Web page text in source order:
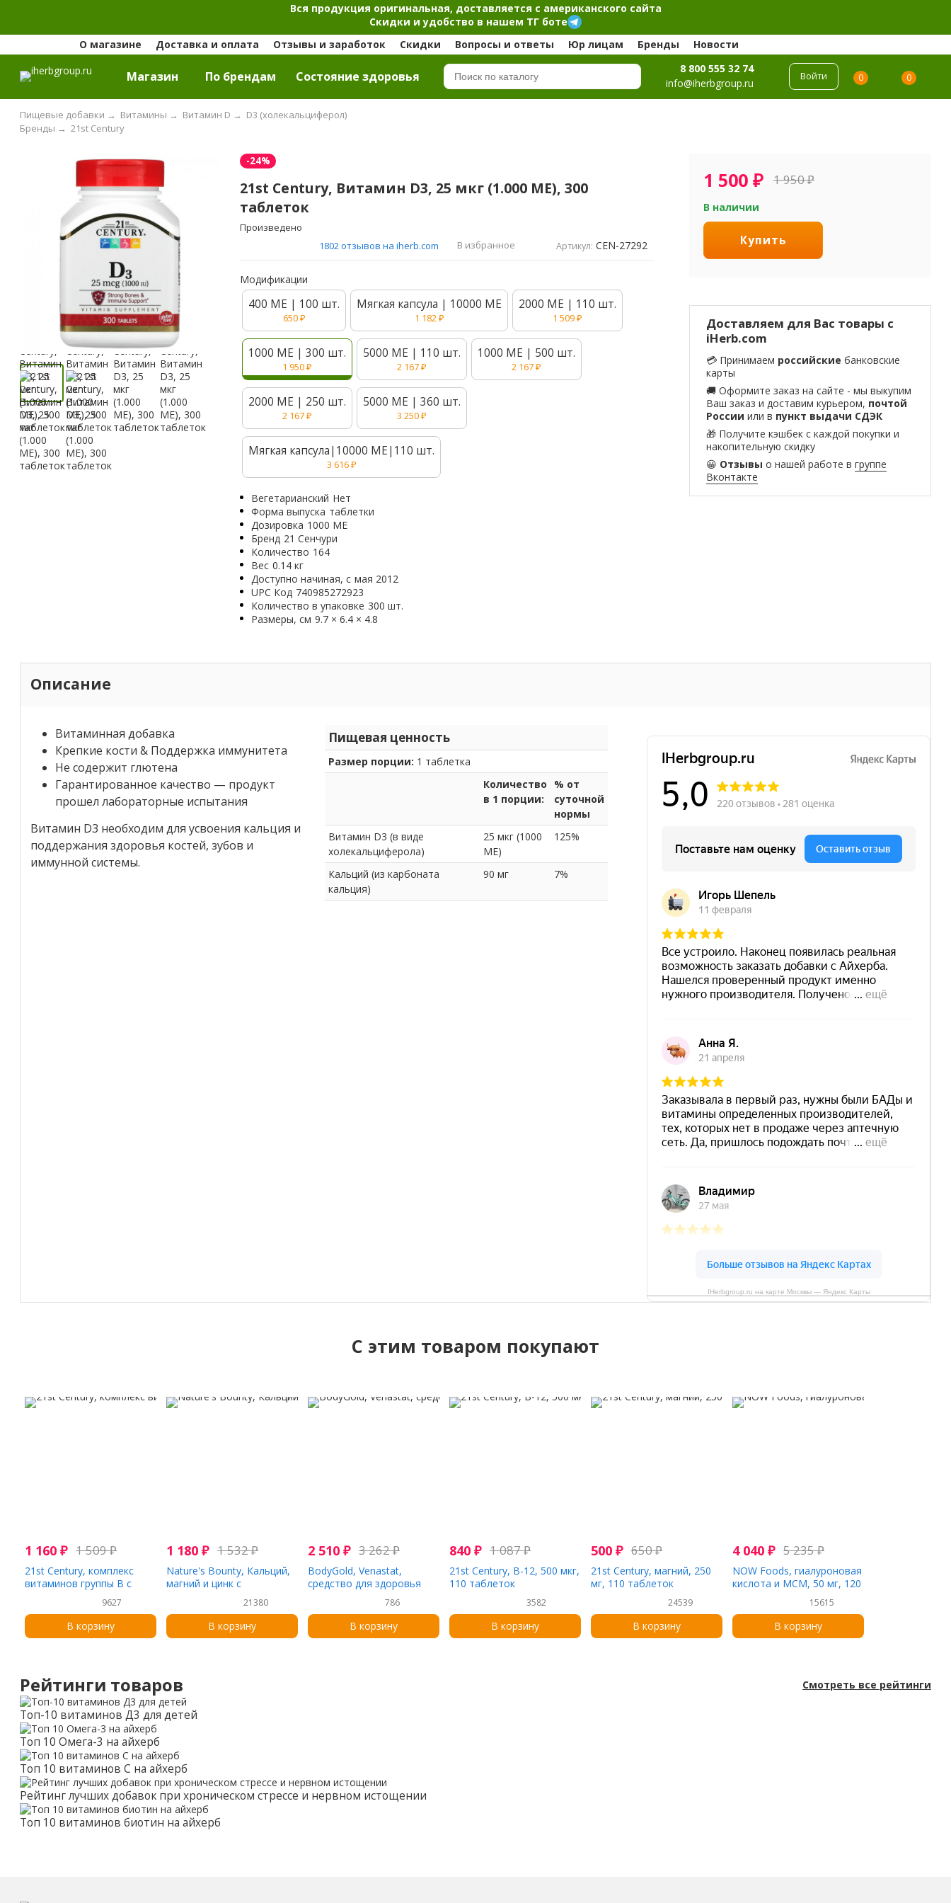
Вся продукция оригинальная, доставляется с американского сайта
Скидки и удобство в нашем ТГ боте
О магазине
Доставка и оплата Отзывы и заработок Скидки Вопросы и ответы Юр лицам Бренды Новости
Магазин По брендам Cостояние здоровья
8 800 555 32 74
info@iherbgroup.ru
Войти 0 0
Пищевые добавки → Витамины → Витамин D → D3 (холекальциферол)
21st Century
Бренды →
-24%
21st Century, Витамин D3, 25 мкг (1.000 МЕ), 300
таблеток
Произведено
1802 отзывов на iherb.com
В избранное Артикул: CEN-27292
Модификации
400 МЕ | 100 шт.
650₽
Мягкая капсула | 10000 МЕ
1 182₽
2000 МЕ | 110 шт.
1 509₽
1000 МЕ | 300 шт.
1 950₽
5000 МЕ | 110 шт.
2 167₽
1000 МЕ | 500 шт.
2 167₽
2000 МЕ | 250 шт.
2 167₽
5000 МЕ | 360 шт.
3 250₽
Мягкая капсула|10000 МЕ|110 шт.
3 616₽
Вегетарианский Нет
Форма выпуска таблетки
Дозировка 1000 МЕ
Бренд 21 Сенчури
Количество 164
Вес 0.14 кг
Доступно начиная, с мая 2012
UPC Код 740985272923
Количество в упаковке 300 шт.
Размеры, см 9.7 × 6.4 × 4.8
1 500 ₽ 1 950₽
В наличии
Купить
Доставляем для Вас товары с
iHerb.com
💳 Принимаем российские банковские
карты
🚚 Оформите заказ на сайте - мы выкупим
Ваш заказ и доставим курьером, почтой
России или в пункт выдачи СДЭК
🎁 Получите кэшбек с каждой покупки и
накопительную скидку
😀 Отзывы о нашей работе в группе
Вконтакте
Описание
Пищевая ценность
Размер порции: 1 таблетка
Количество
в 1 порции:
% от
суточной
нормы
Витамин D3 (в виде
холекальциферола)
25 мкг (1000
МЕ)
125%
Кальций (из карбоната
кальция)
90 мг 7%
Витаминная добавка
Крепкие кости & Поддержка иммунитета
Не содержит глютена
Гарантированное качество — продукт
прошел лабораторные испытания
Витамин D3 необходим для усвоения кальция и
поддержания здоровья костей, зубов и
иммунной системы.
IHerbgroup.ru на карте Москвы — Яндекс Карты
C этим товаром покупают
1 160 ₽ 1 509₽
21st Century, комплекс
витаминов группы B с
витамином C, 1009627
В корзину
1 180 ₽ 1 532₽
Nature's Bounty, Кальций,
магний и цинк с
витамином D3, 100 капсул
21380
В корзину
2 510 ₽ 3 262₽
BodyGold, Venastat,
средство для здоровья
вен ног, 105 капсул
786
В корзину
840 ₽ 1 087₽
21st Century, B-12, 500 мкг,
110 таблеток
3582
В корзину
500 ₽ 650₽
21st Century, магний, 250
мг, 110 таблеток
24539
В корзину
4 040 ₽ 5 235₽
NOW Foods, гиалуроновая
кислота и МСМ, 50 мг, 120
растительных капсул
15615
В корзину
Рейтинги товаров Смотреть все рейтинги
Топ-10 витаминов Д3 для детей
Топ 10 Омега-3 на айхерб
Топ 10 витаминов С на айхерб
Рейтинг лучших добавок при хроническом стрессе и нервном истощении
Топ 10 витаминов биотин на айхерб